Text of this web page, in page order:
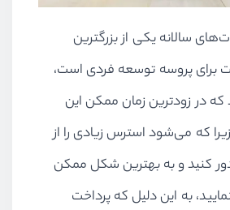
سالانه یکی از بزرگترین
برای پروسه توسعه فردی است،
در زودترین زمان ممکن این
زیرا که می‌شود استرس زیادی را از
دور کنید و به بهترین شکل ممکن
به این دلیل که پرداخت